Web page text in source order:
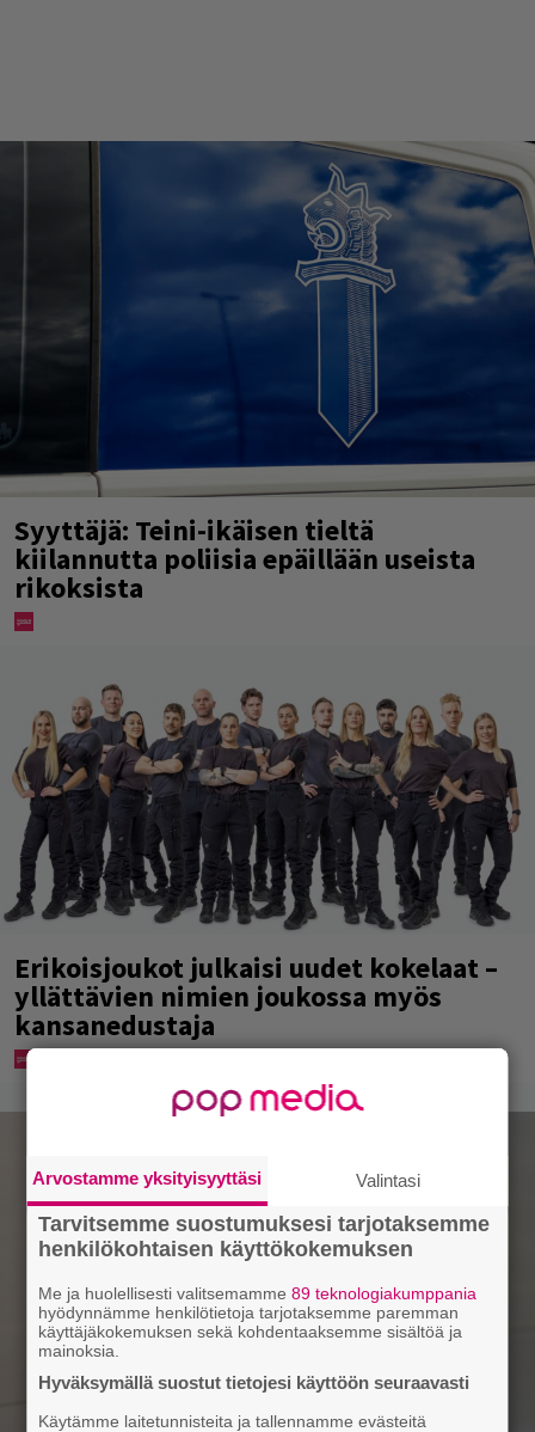
Syyttäjä: Teini-ikäisen tieltä
kiilannutta poliisia epäillään useista
rikoksista
Erikoisjoukot julkaisi uudet kokelaat –
yllättävien nimien joukossa myös
kansanedustaja
Arvostamme yksityisyyttäsi Valintasi
Tarvitsemme suostumuksesi tarjotaksemme
henkilökohtaisen käyttökokemuksen
Me ja huolellisesti valitsemamme89 teknologiakumppania
hyödynnämme henkilötietoja tarjotaksemme paremman
käyttäjäkokemuksen sekä kohdentaaksemme sisältöä ja
mainoksia.
Hyväksymällä suostut tietojesi käyttöön seuraavasti
Käytämme laitetunnisteita ja tallennamme evästeitä